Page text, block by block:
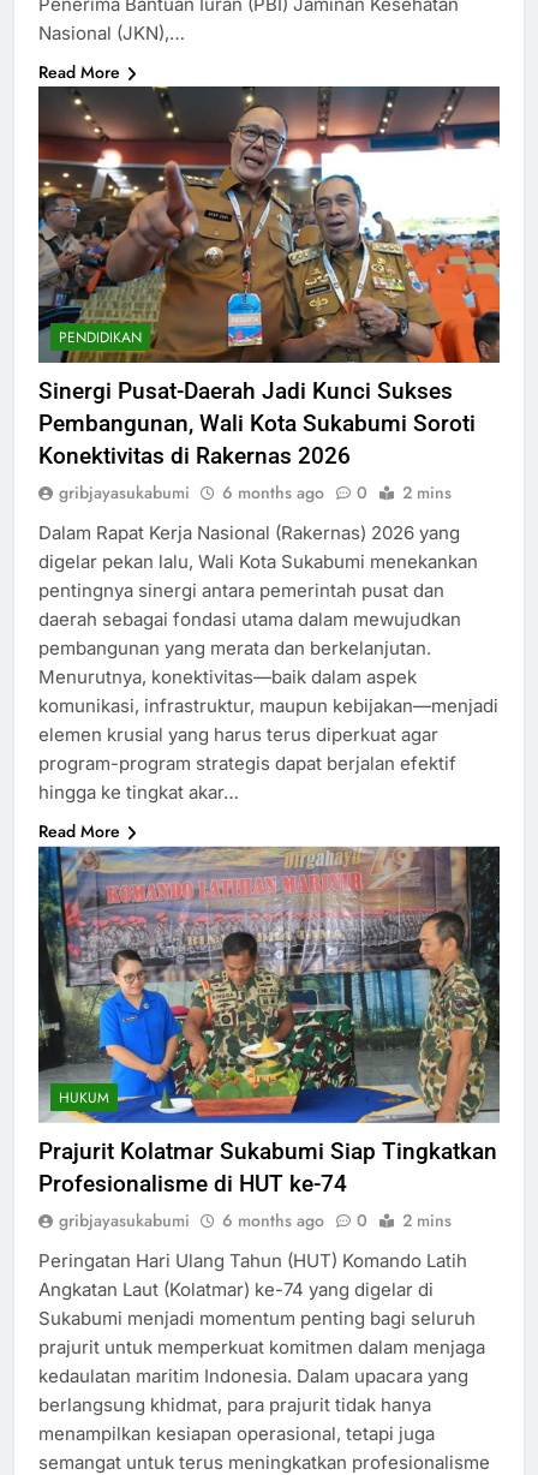
Nasional (JKN),…
Read More
PENDIDIKAN
Sinergi Pusat-Daerah Jadi Kunci Sukses
Pembangunan, Wali Kota Sukabumi Soroti
Konektivitas di Rakernas 2026
gribjayasukabumi 6 months ago 0 2 mins
Dalam Rapat Kerja Nasional (Rakernas) 2026 yang
digelar pekan lalu, Wali Kota Sukabumi menekankan
pentingnya sinergi antara pemerintah pusat dan
daerah sebagai fondasi utama dalam mewujudkan
pembangunan yang merata dan berkelanjutan.
Menurutnya, konektivitas—baik dalam aspek
komunikasi, infrastruktur, maupun kebijakan—menjadi
elemen krusial yang harus terus diperkuat agar
program-program strategis dapat berjalan efektif
hingga ke tingkat akar…
Read More
HUKUM
Prajurit Kolatmar Sukabumi Siap Tingkatkan
Profesionalisme di HUT ke-74
gribjayasukabumi 6 months ago 0 2 mins
Peringatan Hari Ulang Tahun (HUT) Komando Latih
Angkatan Laut (Kolatmar) ke-74 yang digelar di
Sukabumi menjadi momentum penting bagi seluruh
prajurit untuk memperkuat komitmen dalam menjaga
kedaulatan maritim Indonesia. Dalam upacara yang
berlangsung khidmat, para prajurit tidak hanya
menampilkan kesiapan operasional, tetapi juga
semangat untuk terus meningkatkan profesionalisme